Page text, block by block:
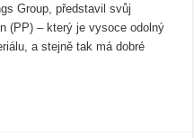
Group, představil svůj
(PP) – který je vysoce odolný
a stejně tak má dobré